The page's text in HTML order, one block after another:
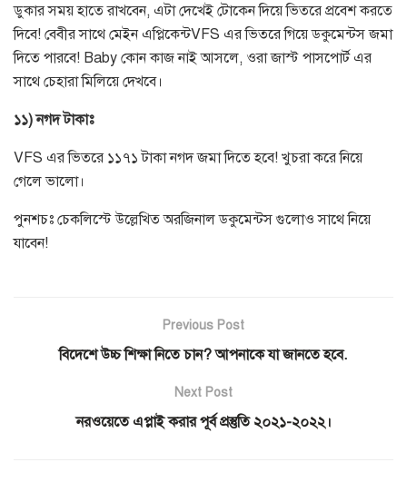
ডুকার সময় হাতে রাখবেন, এটা দেখেই টোকেন দিয়ে ভিতরে প্রবেশ করতে
দিবে! বেবীর সাথে মেইন এপ্লিকেন্টVFS এর ভিতরে গিয়ে ডকুমেন্টস জমা
দিতে পারবে! Baby কোন কাজ নাই আসলে, ওরা জাস্ট পাসপোর্ট এর
সাথে চেহারা মিলিয়ে দেখবে।
১১)নগদ টাকাঃ
VFS এর ভিতরে ১১৭১ টাকা নগদ জমা দিতে হবে! খুচরা করে নিয়ে
গেলে ভালো।
পুনশচঃ চেকলিস্টে উল্লেখিত অরজিনাল ডকুমেন্টস গুলোও সাথে নিয়ে
যাবেন!
Previous Post
বিদেশে উচ্চ শিক্ষা নিতে চান? আপনাকে যা জানতে হবে.
Next Post
নরওয়েতে এপ্লাই করার পূর্ব প্রস্তুতি ২০২১-২০২২।